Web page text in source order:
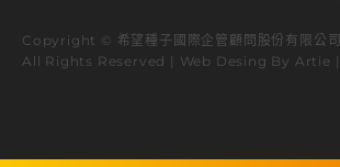
Copyright © 希望種子國際企管顧問股份有限公司
All Rights Reserved | Web Desing By Artie |